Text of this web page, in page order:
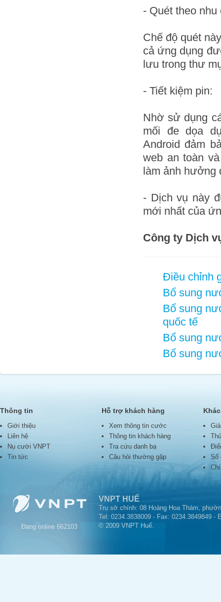
- Quét theo nhu
Chế độ quét
cả ứng dụng
lưu trong thư
- Tiết kiệm pin:
Nhờ sử dụng
mối đe dọa
Android đảm
web an toàn
làm ảnh hưởng
- Dịch vụ này
mới nhất của
Công ty Dịch
Điều chỉnh
Bổ sung
Bổ sung
quốc tế
Bổ sung
Bổ sung
Thông tin
Giới thiệu
Liên hệ
Nụ cười VNPT
Tin tức
Hỗ trợ khách hàng
Xem thông tin cước
Thông tin khách hàng
Tra cứu danh bạ
Câu hỏi thường gặp
Số
Đang online 662103
VNPT HUẾ
Trụ sở chính: 08 Hoàng Hoa Thám,
Tel: 0234.3838009 - Fax: 0234.3849849 -
© 2009 VNPT Huế.